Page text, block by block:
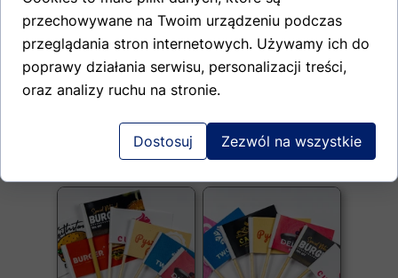
Popularne wymiary: 20x40, 20x50, 25x60
mm na wykałaczkach 70 mm lub
patyczkach do burgerów 120 mm
Papier kredowany 130g
Druk pełnokolorowy cmyk, dwustronny.
Obie strony mogą być różne graficznie
Drewniany zaostrzony patyczek 70 mm
lub 150mm
przechowywane na Twoim urządzeniu podczas
przeglądania stron internetowych. Używamy ich do
poprawy działania serwisu, personalizacji treści,
oraz analizy ruchu na stronie.
Dostosuj Zezwól na wszystkie